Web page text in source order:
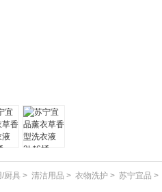
厨具 > 清洁用品 > 衣物洗护 > 苏宁宜品 >